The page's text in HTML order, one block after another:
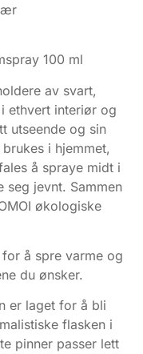
100 ml
av svart,
ethvert interiør og
utseende og sin
i hjemmet,
å spraye midt i
seg jevnt. Sammen
økologiske
å spre varme og
du ønsker.
er laget for å bli
flasken i
pinner passer lett